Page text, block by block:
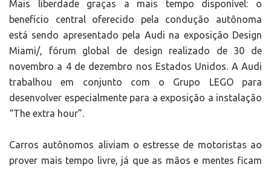
Mais liberdade graças a mais tempo disponível: o
benefício central oferecido pela condução autônoma
está sendo apresentado pela Audi na exposição Design
Miami/, fórum global de design realizado de 30 de
novembro a 4 de dezembro nos Estados Unidos. A Audi
trabalhou em conjunto com o Grupo LEGO para
desenvolver especialmente para a exposição a instalação
“The extra hour”.
Carros autônomos aliviam o estresse de motoristas ao
prover mais tempo livre, já que as mãos e mentes ficam